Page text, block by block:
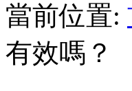
當前位置:
有效嗎？